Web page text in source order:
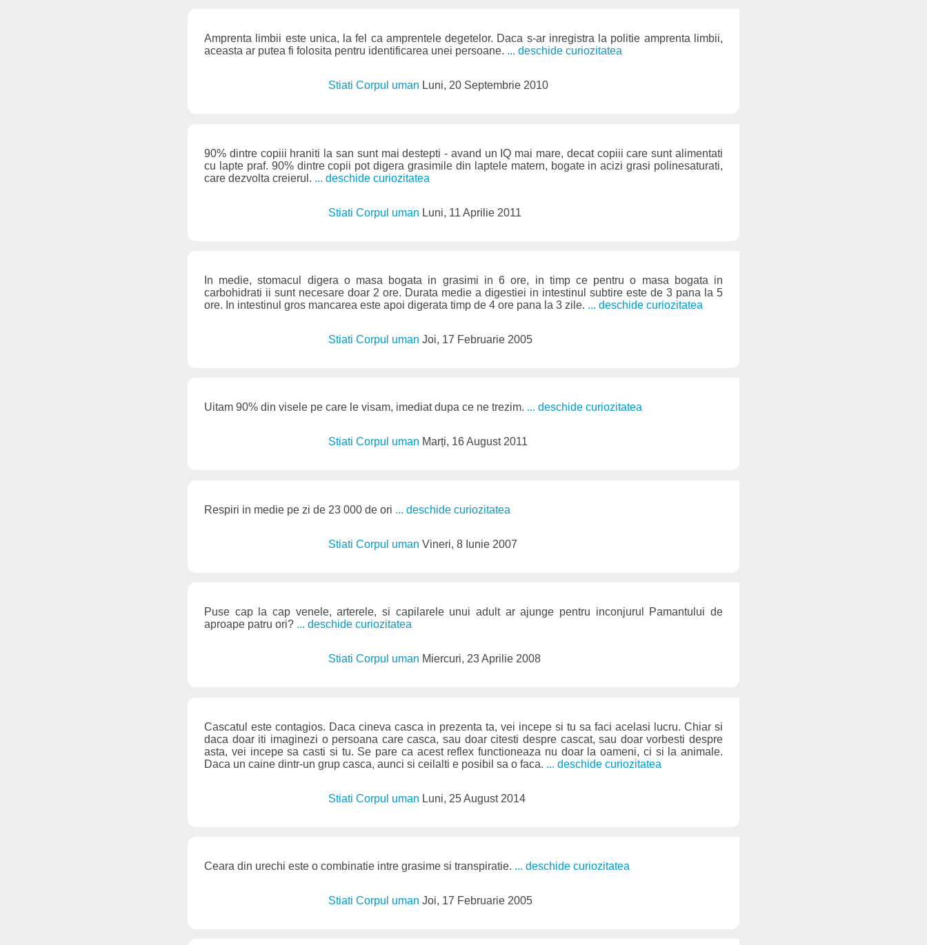
Amprenta limbii este unica, la fel ca amprentele degetelor. Daca s-ar inregistra la politie amprenta limbii,
aceasta ar putea fi folosita pentru identificarea unei persoane. ... deschide curiozitatea
Stiati Corpul uman Luni, 20 Septembrie 2010
90% dintre copiii hraniti la san sunt mai destepti - avand un IQ mai mare, decat copiii care sunt alimentati
cu lapte praf. 90% dintre copii pot digera grasimile din laptele matern, bogate in acizi grasi polinesaturati,
care dezvolta creierul. ... deschide curiozitatea
Stiati Corpul uman Luni, 11 Aprilie 2011
In medie, stomacul digera o masa bogata in grasimi in 6 ore, in timp ce pentru o masa bogata in
carbohidrati ii sunt necesare doar 2 ore. Durata medie a digestiei in intestinul subtire este de 3 pana la 5
ore. In intestinul gros mancarea este apoi digerata timp de 4 ore pana la 3 zile. ... deschide curiozitatea
Stiati Corpul umanJoi, 17 Februarie 2005
Uitam 90% din visele pe care le visam, imediat dupa ce ne trezim. ... deschide curiozitatea
Stiati Corpul uman Marți, 16 August 2011
Respiri in medie pe zi de 23 000 de ori ... deschide curiozitatea
Stiati Corpul umanVineri, 8 Iunie 2007
Puse cap la cap venele, arterele, si capilarele unui adult ar ajunge pentru inconjurul Pamantului de
aproape patru ori? ... deschide curiozitatea
Stiati Corpul uman Miercuri, 23 Aprilie 2008
Cascatul este contagios. Daca cineva casca in prezenta ta, vei incepe si tu sa faci acelasi lucru. Chiar si
daca doar iti imaginezi o persoana care casca, sau doar citesti despre cascat, sau doar vorbesti despre
asta, vei incepe sa casti si tu. Se pare ca acest reflex functioneaza nu doar la oameni, ci si la animale.
Daca un caine dintr-un grup casca, aunci si ceilalti e posibil sa o faca. ... deschide curiozitatea
Stiati Corpul uman Luni, 25 August 2014
Ceara din urechi este o combinatie intre grasime si transpiratie. ... deschide curiozitatea
Stiati Corpul umanJoi, 17 Februarie 2005